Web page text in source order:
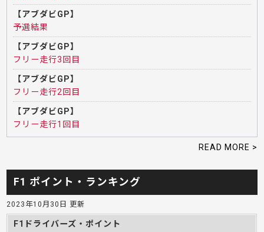
【アブダビGP】
予選結果
【アブダビGP】
フリー走行3回目
【アブダビGP】
フリー走行2回目
【アブダビGP】
フリー走行1回目
READ MORE >
F1 ポイント・ランキング
2023年10月30日 更新
F1ドライバーズ・ポイント